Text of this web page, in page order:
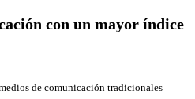
con un mayor índice
de comunicación tradicionales